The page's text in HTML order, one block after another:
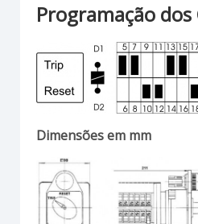
Programação
Dimensões em mm